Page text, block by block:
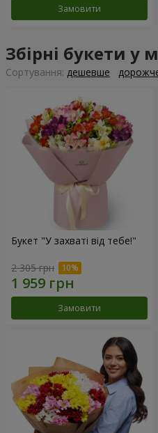
Замовити
Збірні букети у
Сортування: дешевше
Букет "У захваті від тебе!"
2 305 грн
Замовити